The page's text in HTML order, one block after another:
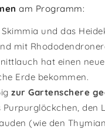
am Programm:
und das
mit
hat einen
Erde bekommen.
zur Gartenschere
Purpurglöckchen, den
(wie den